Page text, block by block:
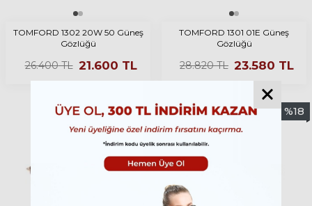
TOMFORD 1302 20W 50 Güneş
Gözlüğü
26.400TL 21.600 TL
TOMFORD 1301 01E Güneş
Gözlüğü
28.820TL 23.580 TL
%18 %18